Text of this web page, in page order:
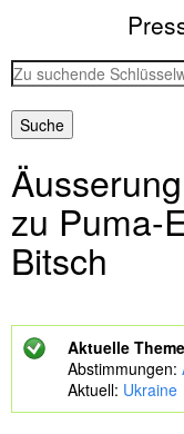
Z
u
s
u
h
e
n
d
e
S
h
s
zu Puma-
Bitsch
Aktuelle
Abstimmungen:
Aktuell: Ukraine